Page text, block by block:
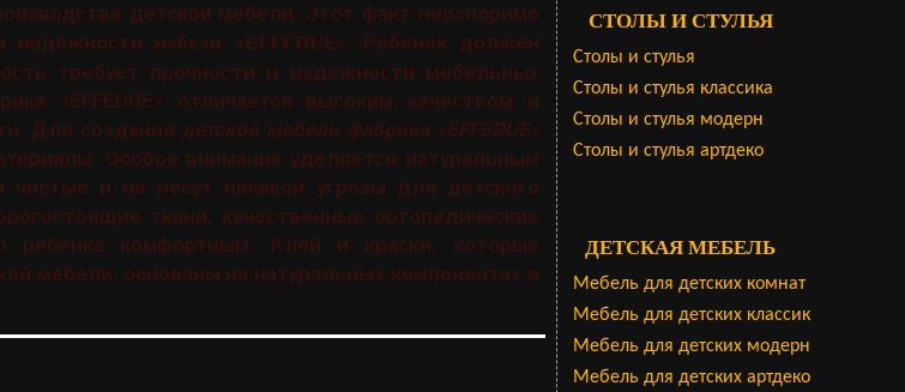
детской мебели. Этот факт неоспоримо
надежности мебели «EFFEDUE». Ребенок должен
требует прочности и надежности мебельных
«EFFEDUE» отличается высоким качеством и
Для создания детской мебели фабрика «EFFEDUE»
Особое внимание уделяется натуральным
чистые и не несут никакой угрозы для детского
ткани, качественные ортопедические
ребенка комфортным. Клей и краски, которые
мебели, основаны на натуральных компонентах и
СТОЛЫ И СТУЛЬЯ
Столы и стулья
Столы и стулья классика
Столы и стулья модерн
Столы и стулья артдеко
ДЕТСКАЯ МЕБЕЛЬ
Мебель для детских комнат
Мебель для детских классик
Мебель для детских модерн
Мебель для детских артдеко